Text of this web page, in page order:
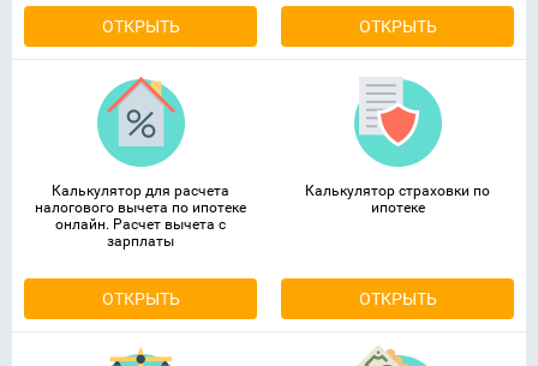
ОТКРЫТЬ ОТКРЫТЬ
Калькулятор для расчета
налогового вычета по ипотеке
онлайн. Расчет вычета с
зарплаты
ОТКРЫТЬ
Калькулятор страховки по
ипотеке
ОТКРЫТЬ